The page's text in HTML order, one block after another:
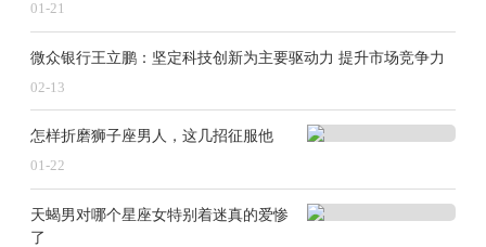
01-21
微众银行王立鹏：坚定科技创新为主要驱动力 提升市场竞争力
02-13
怎样折磨狮子座男人，这几招征服他
01-22
天蝎男对哪个星座女特别着迷真的爱惨
了